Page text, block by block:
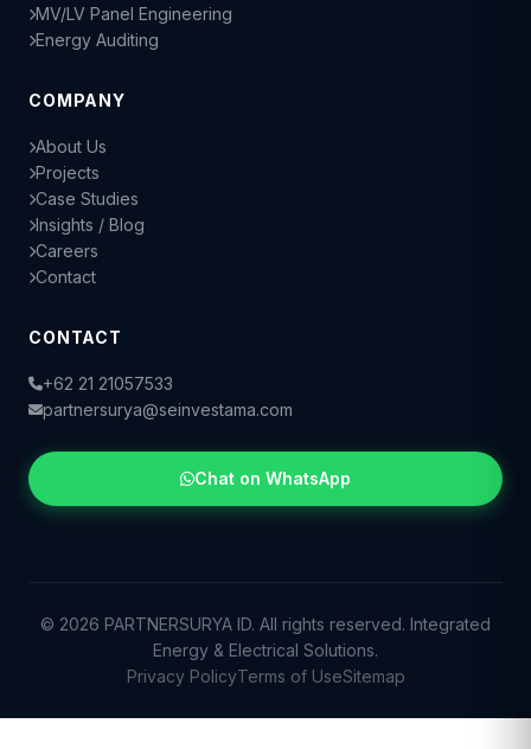
MV/LV Panel Engineering
Energy Auditing
COMPANY
About Us
Projects
Case Studies
Insights / Blog
Careers
Contact
CONTACT
+62 21 21057533
partnersurya@seinvestama.com
Chat on WhatsApp
© 2026 PARTNERSURYA ID. All rights reserved. Integrated
Energy & Electrical Solutions.
Privacy PolicyTerms of UseSitemap